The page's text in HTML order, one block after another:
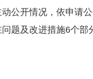
公开情况，依申请
题及改进措施6个